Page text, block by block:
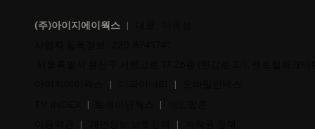
(주)아이지에이웍스 |
|
|
| |
| |